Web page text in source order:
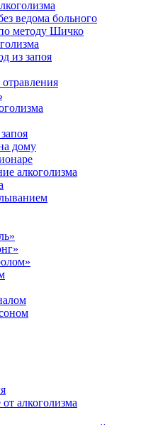
ведома больного
методу Шичко
из запоя
дому
алкоголизма
алкоголизма